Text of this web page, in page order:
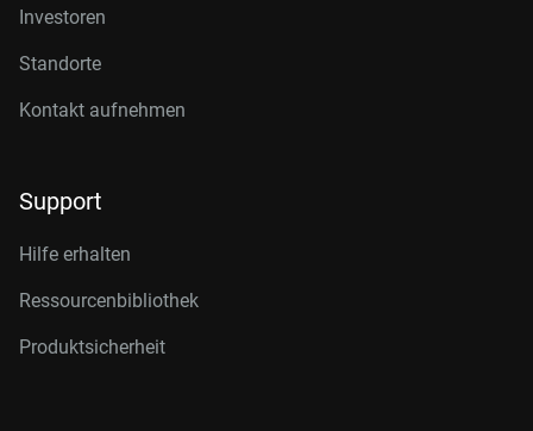
Investoren
Standorte
Kontakt aufnehmen
Support
Hilfe erhalten
Ressourcenbibliothek
Produktsicherheit